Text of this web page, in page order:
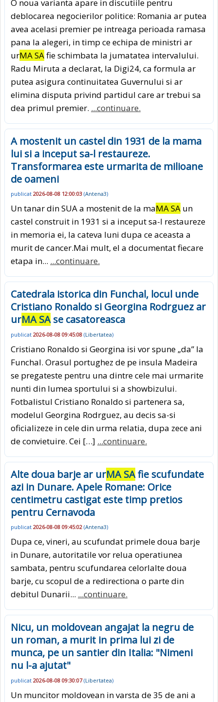
O noua varianta apare in discutiile pentru
deblocarea negocierilor politice: Romania ar putea
avea acelasi premier pe intreaga perioada ramasa
pana la alegeri, in timp ce echipa de ministri ar
urMA SAfie schimbata la jumatatea intervalului.
Radu Miruta a declarat, la Digi24, ca formula ar
putea asigura continuitatea Guvernului si ar
elimina disputa privind partidul care ar trebui sa
dea primul premier. ...continuare.
A mostenit un castel din 1931 de la mama
lui si a inceput sa-l restaureze.
Transformarea este urmarita de milioane
de oameni
publicat 2026-08-08 12:00:03 (Antena3)
Un tanar din SUA a mostenit de la maMA SA un
castel construit in 1931 si a inceput sa-l restaureze
in memoria ei, la cateva luni dupa ce aceasta a
murit de cancer.Mai mult, el a documentat fiecare
etapa in... ...continuare.
Catedrala istorica din Funchal, locul unde
Cristiano Ronaldo si Georgina Rodrguez ar
urMA SAse casatoreasca
publicat 2026-08-08 09:45:08 (Libertatea)
Cristiano Ronaldo si Georgina isi vor spune „da” la
Funchal. Orasul portughez de pe insula Madeira
se pregateste pentru una dintre cele mai urmarite
nunti din lumea sportului si a showbizului.
Fotbalistul Cristiano Ronaldo si partenera sa,
modelul Georgina Rodrguez, au decis sa-si
oficializeze in cele din urma relatia, dupa zece ani
de convietuire. Cei […] ...continuare.
Alte doua barje ar urMA SAfie scufundate
azi in Dunare. Apele Romane: Orice
centimetru castigat este timp pretios
pentru Cernavoda
publicat 2026-08-08 09:45:02 (Antena3)
Dupa ce, vineri, au scufundat primele doua barje
in Dunare, autoritatile vor relua operatiunea
sambata, pentru scufundarea celorlalte doua
barje, cu scopul de a redirectiona o parte din
debitul Dunarii... ...continuare.
Nicu, un moldovean angajat la negru de
un roman, a murit in prima lui zi de
munca, pe un santier din Italia: "Nimeni
nu l-a ajutat"
publicat 2026-08-08 09:30:07(Libertatea)
Un muncitor moldovean in varsta de 35 de ani a